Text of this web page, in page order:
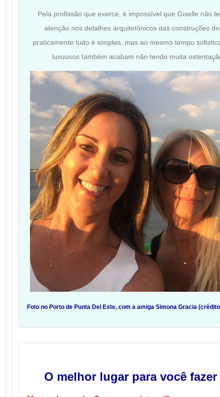
Pela profissão que exerce, é impossível que Giselle não
atenção nos detalhes arquitetônicos das construções
praticamente tudo é simples, mas ao mesmo tempo
luxuosos também acabam não tendo muita
Foto no Porto de Punta Del Este, com a amiga Simona Gracia
O melhor lugar para você